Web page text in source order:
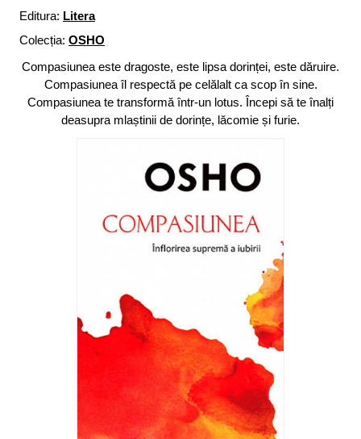
Editura: Litera
Colecția: OSHO
Compasiunea este dragoste, este lipsa dorinței, este dăruire.
Compasiunea îl respectă pe celălalt ca scop în sine.
Compasiunea te transformă într-un lotus. Începi să te înalți
deasupra mlaștinii de dorințe, lăcomie și furie.